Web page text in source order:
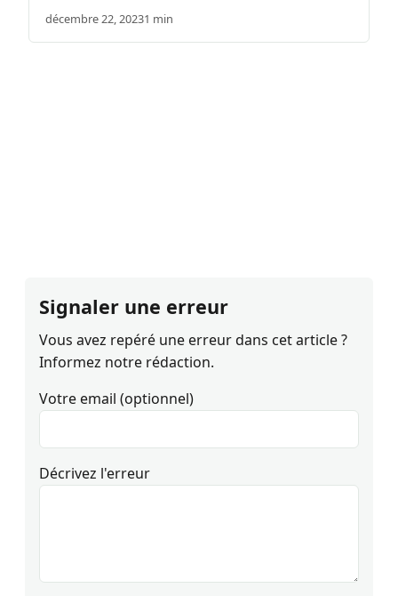
décembre 22, 20231 min
Signaler une erreur
Vous avez repéré une erreur dans cet article ?
Informez notre rédaction.
Votre email (optionnel)
Décrivez l'erreur